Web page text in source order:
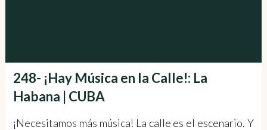
248- ¡Hay Música en la Calle!: La
Habana | CUBA
¡Necesitamos más música! La calle es el escenario. Y